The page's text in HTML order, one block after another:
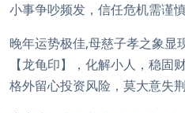
小事争吵频发，信任危机需谨慎
晚年运势极佳,母慈子孝之象显
【龙龟印】，化解小人，稳固
格外留心投资风险，莫大意失荆